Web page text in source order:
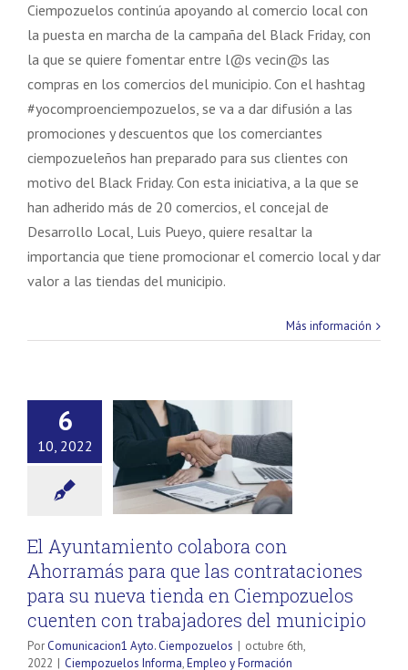
Ciempozuelos continúa apoyando al comercio local con
la puesta en marcha de la campaña del Black Friday, con
la que se quiere fomentar entre l@s vecin@s las
compras en los comercios del municipio. Con el hashtag
#yocomproenciempozuelos, se va a dar difusión a las
promociones y descuentos que los comerciantes
ciempozueleños han preparado para sus clientes con
motivo del Black Friday. Con esta iniciativa, a la que se
han adherido más de 20 comercios, el concejal de
Desarrollo Local, Luis Pueyo, quiere resaltar la
importancia que tiene promocionar el comercio local y dar
valor a las tiendas del municipio.
Más información
6
10, 2022
El Ayuntamiento colabora con
Ahorramás para que las contrataciones
para su nueva tienda en Ciempozuelos
cuenten con trabajadores del municipio
Por Comunicacion1 Ayto. Ciempozuelos
octubre 6th,
2022
Ciempozuelos Informa,Empleo y Formación
Marketing
Al compartir tus
intereses y
comportamiento
mientras visitas
nuestro sitio,
aumentas la
ver contenido y
ofertas
personalizados.